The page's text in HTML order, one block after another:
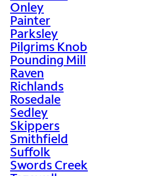
Onley
Painter
Parksley
Pilgrims Knob
Pounding Mill
Raven
Richlands
Rosedale
Sedley
Skippers
Smithfield
Suffolk
Swords Creek